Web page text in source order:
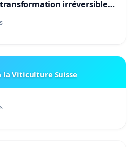
irréversible
la Viticulture Suisse